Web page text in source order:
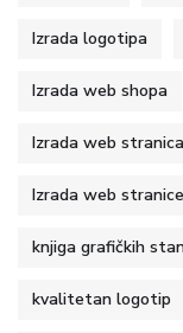
Izrada logotipa
Izrada web shopa
Izrada web
Izrada web stranice
knjiga grafičkih
kvalitetan logotip